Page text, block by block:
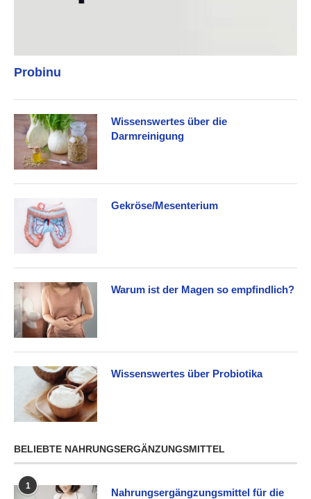
Probinu
Wissenswertes über die
Darmreinigung
Gekröse/Mesenterium
Warum ist der Magen so empfindlich?
Wissenswertes über Probiotika
BELIEBTE NAHRUNGSERGÄNZUNGSMITTEL
1
Nahrungsergängzungsmittel für die